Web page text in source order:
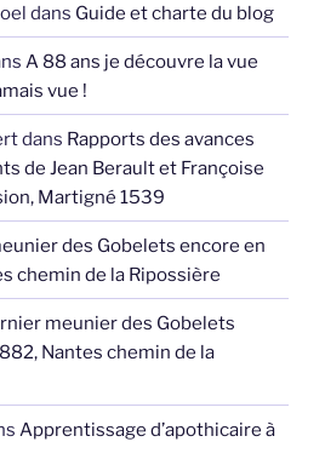
dans Guide et charte du blog
A 88 ans je découvre la vue
vue !
dans Rapports des avances
de Jean Berault et Françoise
Martigné 1539
des Gobelets encore en
chemin de la Ripossière
meunier des Gobelets
Nantes chemin de la
Apprentissage d’apothicaire à